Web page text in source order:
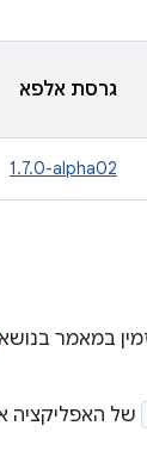
גרסת אלפא
‎1.7.0-alpha02
של האפליקציה